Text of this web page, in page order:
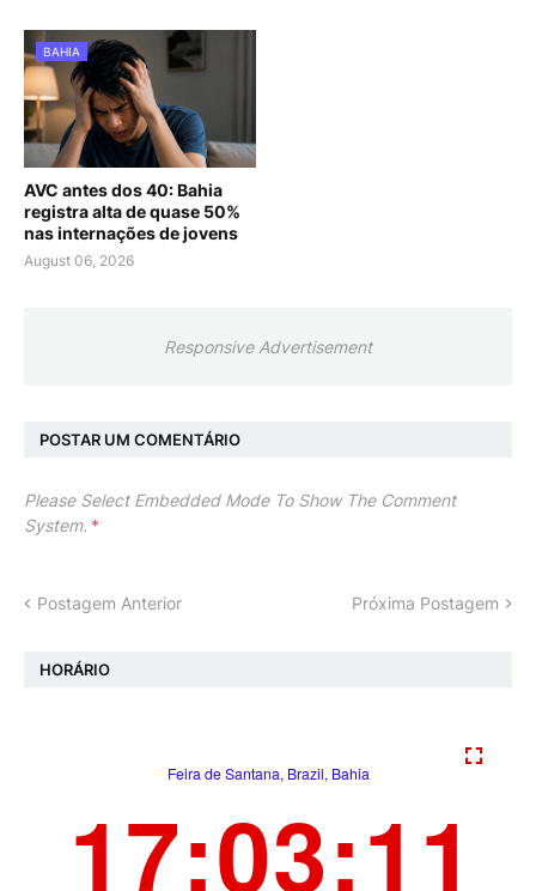
BAHIA
AVC antes dos 40: Bahia
registra alta de quase 50%
nas internações de jovens
August 06, 2026
Responsive Advertisement
POSTAR UM COMENTÁRIO
Please Select Embedded Mode To Show The Comment
System. *
Postagem Anterior Próxima Postagem
HORÁRIO